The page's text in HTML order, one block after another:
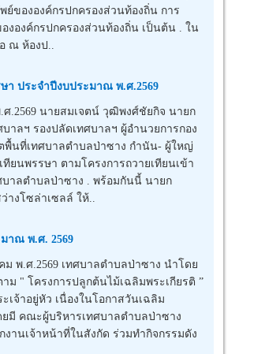
ขององค์กรปกครองส่วนท้องถิ่น การ
องค์กรปกครองส่วนท้องถิ่น เป็นต้น . ใน
ณ ห้องป..
า ประจำปีงบประมาณ พ.ศ.2569
นายสมเจตน์ วุฒิพงศ์ชัยกิจ นายก
ลฯ รองปลัดเทศบาลฯ ผู้อำนวยการกอง
พื้นที่เทศบาลตำบลป่าซาง กำนัน- ผู้ใหญ่
นพรรษา ตามโครงการถวายเทียนเข้า
บาลตำบลป่าซาง . พร้อมกันนี้ นายก
งโซล่าเซลล์ ให้..
าณ พ.ศ. 2569
.ศ.2569 เทศบาลตำบลป่าซาง นำโดย
" โครงการปลูกต้นไม้เฉลิมพระเกียรติ ”
เจ้าอยู่หัว เนื่องในโอกาสวันเฉลิม
ยมี คณะผู้บริหารเทศบาลตำบลป่าซาง
านเจ้าหน้าที่ในสังกัด ร่วมทำกิจกรรมดัง